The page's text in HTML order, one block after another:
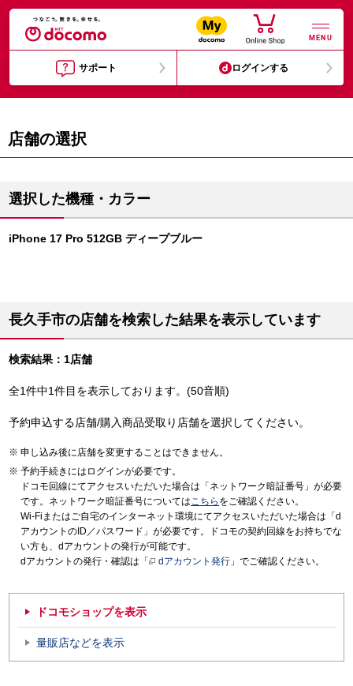
MENU
サポート ログインする
店舗の選択
選択した機種・カラー
iPhone 17 Pro 512GB ディープブルー
長久手市の店舗を検索した結果を表示しています
検索結果：1店舗
全1件中1件目を表示しております。(50音順)
予約申込する店舗/購入商品受取り店舗を選択してください。
申し込み後に店舗を変更することはできません。
予約手続きにはログインが必要です。
ドコモ回線にてアクセスいただいた場合は「ネットワーク暗証番号」が必要
です。ネットワーク暗証番号についてはこちら をご確認ください。
Wi-Fiまたはご自宅のインターネット環境にてアクセスいただいた場合は「d
アカウントのID／パスワード」が必要です。ドコモの契約回線をお持ちでな
い方も、dアカウントの発行が可能です。
dアカウントの発行・確認は「
dアカウント発行 」でご確認ください。
ドコモショップを表示
量販店などを表示